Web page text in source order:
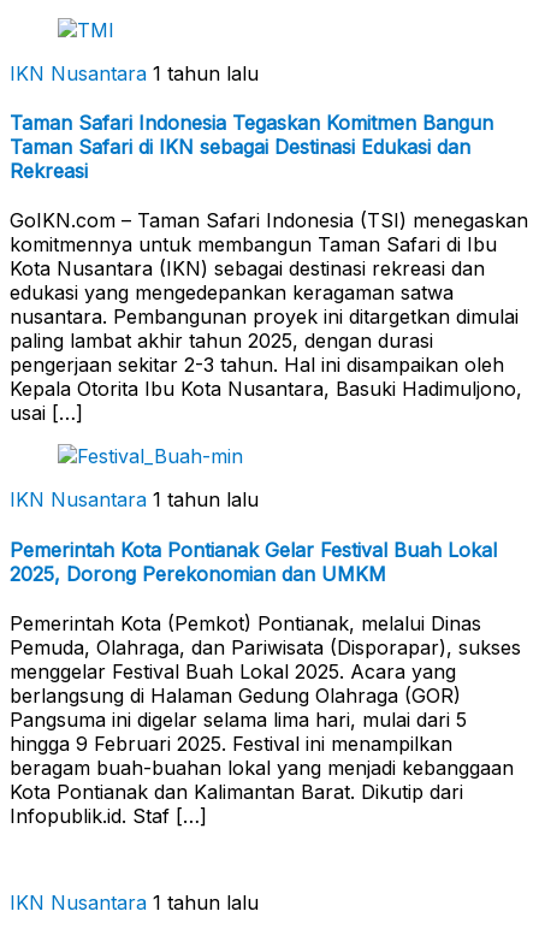
IKN Nusantara 1 tahun lalu
Taman Safari Indonesia Tegaskan Komitmen Bangun
Taman Safari di IKN sebagai Destinasi Edukasi dan
Rekreasi
GoIKN.com – Taman Safari Indonesia (TSI) menegaskan
komitmennya untuk membangun Taman Safari di Ibu
Kota Nusantara (IKN) sebagai destinasi rekreasi dan
edukasi yang mengedepankan keragaman satwa
nusantara. Pembangunan proyek ini ditargetkan dimulai
paling lambat akhir tahun 2025, dengan durasi
pengerjaan sekitar 2-3 tahun. Hal ini disampaikan oleh
Kepala Otorita Ibu Kota Nusantara, Basuki Hadimuljono,
usai […]
IKN Nusantara 1 tahun lalu
Pemerintah Kota Pontianak Gelar Festival Buah Lokal
2025, Dorong Perekonomian dan UMKM
Pemerintah Kota (Pemkot) Pontianak, melalui Dinas
Pemuda, Olahraga, dan Pariwisata (Disporapar), sukses
menggelar Festival Buah Lokal 2025. Acara yang
berlangsung di Halaman Gedung Olahraga (GOR)
Pangsuma ini digelar selama lima hari, mulai dari 5
hingga 9 Februari 2025. Festival ini menampilkan
beragam buah-buahan lokal yang menjadi kebanggaan
Kota Pontianak dan Kalimantan Barat. Dikutip dari
Infopublik.id. Staf […]
IKN Nusantara 1 tahun lalu